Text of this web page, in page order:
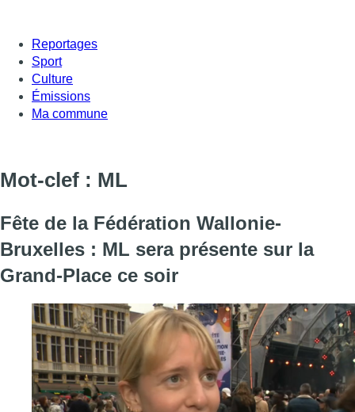
Reportages
Sport
Culture
Émissions
Ma commune
Mot-clef : ML
Fête de la Fédération Wallonie-
Bruxelles : ML sera présente sur la
Grand-Place ce soir